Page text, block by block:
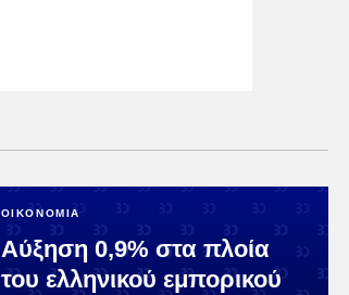
ΟΙΚΟΝΟΜΙΑ
Αύξηση 0,9% στα πλοία
του ελληνικού εμπορικού